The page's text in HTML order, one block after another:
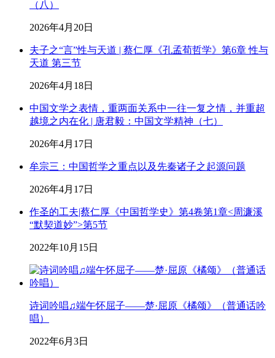
（八）
2026年4月20日
夫子之“言”性与天道 | 蔡仁厚《孔孟荀哲学》第6章 性与
天道 第三节
2026年4月18日
中国文学之表情，重两面关系中一往一复之情，并重超
越境之内在化 | 唐君毅：中国文学精神（七）
2026年4月17日
牟宗三：中国哲学之重点以及先秦诸子之起源问题
2026年4月17日
作圣的工夫|蔡仁厚《中国哲学史》第4卷第1章<周濂溪
“默契道妙”>第5节
2022年10月15日
诗词吟唱♫端午怀屈子——楚·屈原《橘颂》（普通话吟
唱）
2022年6月3日